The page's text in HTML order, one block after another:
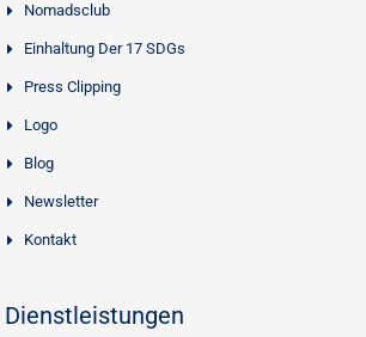
Nomadsclub
Einhaltung Der 17 SDGs
Press Clipping
Logo
Blog
Newsletter
Kontakt
Dienstleistungen